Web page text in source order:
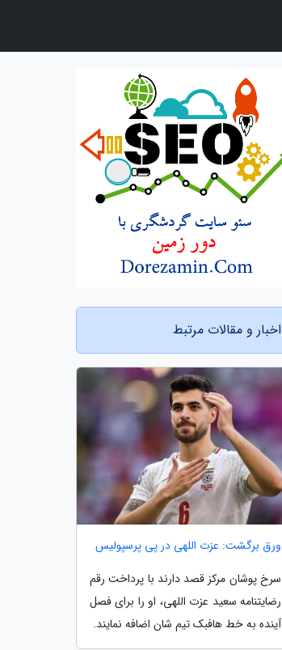
اخبار و مقالات مرتبط
ورق برگشت: عزت اللهی در پی پرسپولیس
سرخ پوشان مرکز قصد دارند با پرداخت رقم
رضایتنامه سعید عزت اللهی، او را برای فصل
آینده به خط هافبک تیم شان اضافه نمایند.